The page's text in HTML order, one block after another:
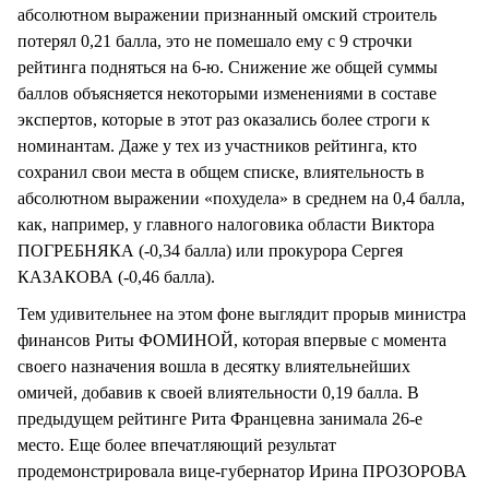
абсолютном выражении признанный омский строитель
потерял 0,21 балла, это не помешало ему с 9 строчки
рейтинга подняться на 6-ю. Снижение же общей суммы
баллов объясняется некоторыми изменениями в составе
экспертов, которые в этот раз оказались более строги к
номинантам. Даже у тех из участников рейтинга, кто
сохранил свои места в общем списке, влиятельность в
абсолютном выражении «похудела» в среднем на 0,4 балла,
как, например, у главного налоговика области Виктора
ПОГРЕБНЯКА (-0,34 балла) или прокурора Сергея
КАЗАКОВА (-0,46 балла).
Тем удивительнее на этом фоне выглядит прорыв министра
финансов Риты ФОМИНОЙ, которая впервые с момента
своего назначения вошла в десятку влиятельнейших
омичей, добавив к своей влиятельности 0,19 балла. В
предыдущем рейтинге Рита Францевна занимала 26-е
место. Еще более впечатляющий результат
продемонстрировала вице-губернатор Ирина ПРОЗОРОВА